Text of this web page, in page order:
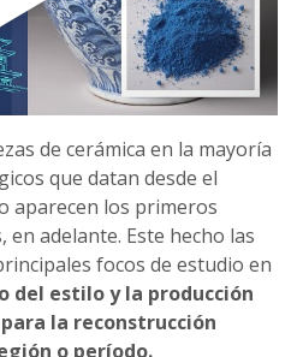
de cerámica en la mayoría
que datan desde el
aparecen los primeros
adelante. Este hecho las
focos de estudio en
del estilo y la producción
la reconstrucción
o período.